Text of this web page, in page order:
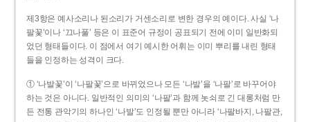
제3항은 예사소리나 된소리가 거센소리로 변한 경우의 예이다. 사실 ‘나
팔꽃’이나 ‘끄나풀’ 등은 이 표준어 규정이 공표되기 전에 이미 일반화되
었던 형태들이다. 이 점에서 여기 예시한 어휘는 이미 뿌리를 내린 형태
들을 인정하는 성격이 크다.
① ‘나발꽃’이 ‘나팔꽃’으로 바뀌었으나 모든 ‘나발’을 ‘나팔’로 바꾸어야
하는 것은 아니다. 일반적인 의미의 ‘나팔’과 함께 놋쇠로 긴 대롱처럼 만
든 전통 관악기의 하나인 ‘나발’도 인정될 뿐만 아니라 ‘나팔바지, 나팔관,